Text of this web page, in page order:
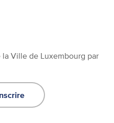
Ville de Luxembourg par